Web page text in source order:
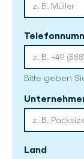
Bitte geben
Land